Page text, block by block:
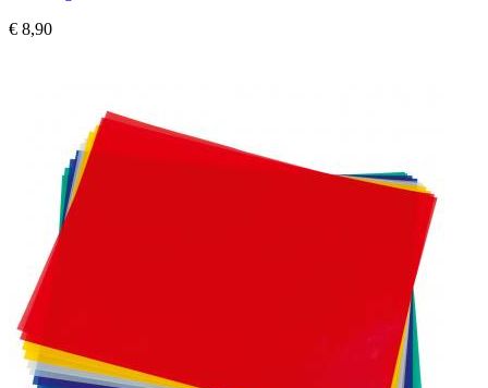
€ 8,90